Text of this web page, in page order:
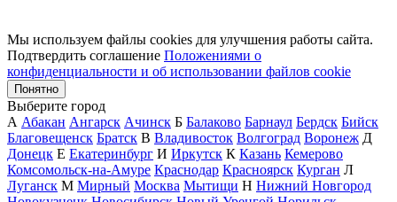
Мы используем файлы cookies для улучшения работы сайта.
Подтвердить соглашение Положениями о
конфиденциальности и об использовании файлов cookie
Понятно
Выберите город
А Абакан Ангарск Ачинск Б Балаково Барнаул Бердск Бийск
Благовещенск Братск В Владивосток Волгоград Воронеж Д
Донецк Е Екатеринбург И Иркутск К Казань Кемерово
Комсомольск-на-Амуре Краснодар Красноярск Курган Л
Луганск М Мирный Москва Мытищи Н Нижний Новгород